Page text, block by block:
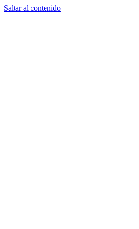
Saltar al contenido